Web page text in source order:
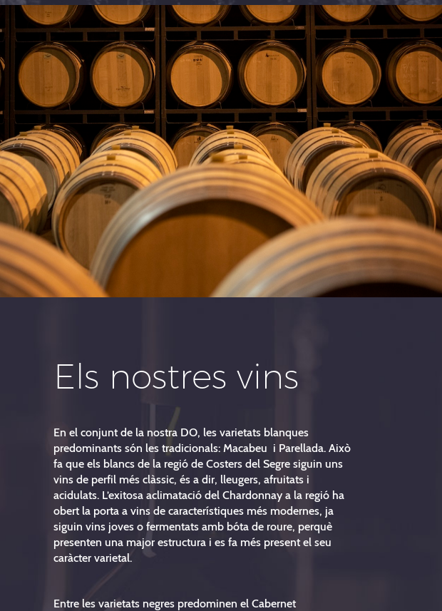
Els nostres vins
En el conjunt de la nostra DO, les varietats blanques
predominants són les tradicionals: Macabeu i Parellada. Això
fa que els blancs de la regió de Costers del Segre siguin uns
vins de perfil més clàssic, és a dir, lleugers, afruitats i
acidulats. L’exitosa aclimatació del Chardonnay a la regió ha
obert la porta a vins de característiques més modernes, ja
siguin vins joves o fermentats amb bóta de roure, perquè
presenten una major estructura i es fa més present el seu
caràcter varietal.
Entre les varietats negres predominen el Cabernet